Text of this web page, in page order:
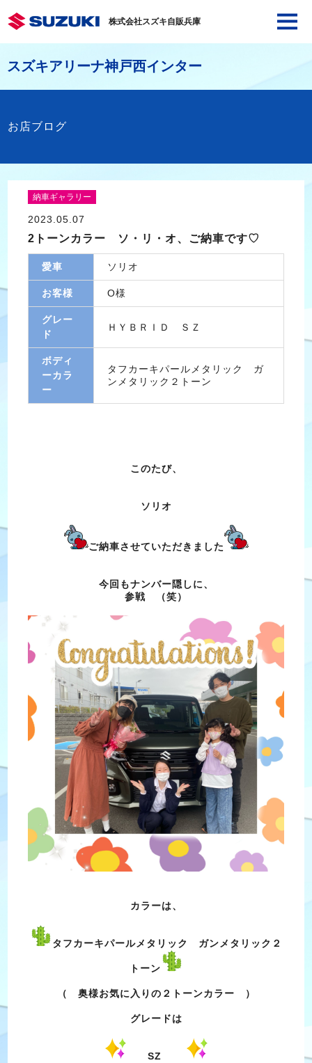
株式会社スズキ自販兵庫
スズキアリーナ神戸西インター
お店ブログ
納車ギャラリー
2023.05.07
2トーンカラー ソ・リ・オ、ご納車です♡
愛車 ソリオ
お客様 O様
グレー
ド
ＨＹＢＲＩＤ ＳＺ
ボディ
ーカラ
ー
タフカーキパールメタリック ガ
ンメタリック２トーン
このたび、
ソリオ
ご納車させていただきました
今回もナンバー隠しに、
参戦 （笑）
カラーは、
タフカーキパールメタリック ガンメタリック２
トーン
（ 奥様お気に入りの２トーンカラー ）
グレードは
SZ